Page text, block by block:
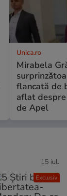
Unica.ro
Mirabela
flancată de
aflat
de Apel
Exclusiv
15 iul.